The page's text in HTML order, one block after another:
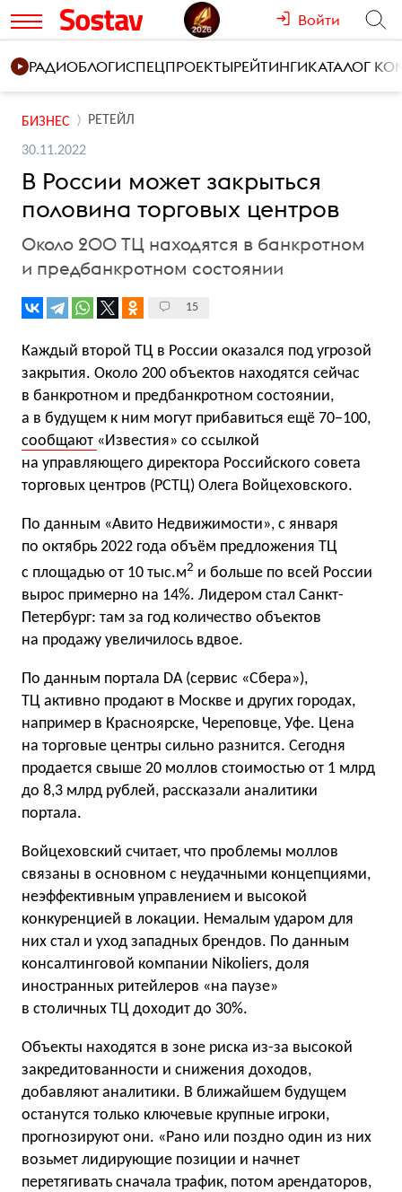
Войти
РАДИОБЛОГИСПЕЦПРОЕКТЫРЕЙТИНГИКАТАЛОГ
БИЗНЕС РЕТЕЙЛ
30.11.2022
В России может закрыться
половина торговых центров
Около 200 ТЦ находятся в банкротном
и предбанкротном состоянии
15
Каждый второй ТЦ в России оказался под угрозой
закрытия. Около 200 объектов находятся сейчас
в банкротном и предбанкротном состоянии,
а в будущем к ним могут прибавиться ещё 70−100,
сообщают «Известия» со ссылкой
на управляющего директора Российского совета
торговых центров (РСТЦ) Олега Войцеховского.
По данным «Авито Недвижимости», с января
по октябрь 2022 года объём предложения ТЦ
с площадью от 10 тыс.м2 и больше по всей России
вырос примерно на 14%. Лидером стал Санкт-
Петербург: там за год количество объектов
на продажу увеличилось вдвое.
По данным портала DA (сервис «Сбера»),
ТЦ активно продают в Москве и других городах,
например в Красноярске, Череповце, Уфе. Цена
на торговые центры сильно разнится. Сегодня
продается свыше 20 моллов стоимостью от 1 млрд
до 8,3 млрд рублей, рассказали аналитики
портала.
Войцеховский считает, что проблемы моллов
связаны в основном с неудачными концепциями,
неэффективным управлением и высокой
конкуренцией в локации. Немалым ударом для
них стал и уход западных брендов. По данным
консалтинговой компании Nikoliers, доля
иностранных ритейлеров «на паузе»
в столичных ТЦ доходит до 30%.
Объекты находятся в зоне риска из-за высокой
закредитованности и снижения доходов,
добавляют аналитики. В ближайшем будущем
останутся только ключевые крупные игроки,
прогнозируют они. «Рано или поздно один из них
возьмет лидирующие позиции и начнет
перетягивать сначала трафик, потом арендаторов,